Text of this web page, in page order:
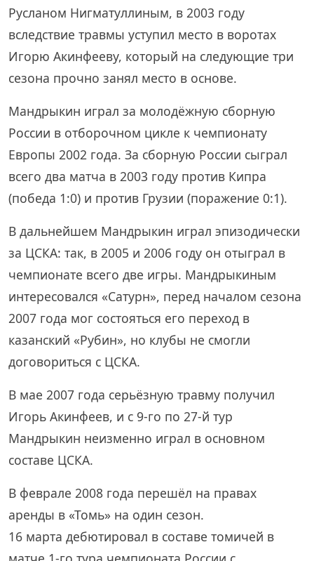
Русланом Нигматуллиным, в 2003 году
вследствие травмы уступил место в воротах
Игорю Акинфееву, который на следующие три
сезона прочно занял место в основе.
Мандрыкин играл за молодёжную сборную
России в отборочном цикле к чемпионату
Европы 2002 года. За сборную России сыграл
всего два матча в 2003 году против Кипра
(победа 1:0) и против Грузии (поражение 0:1).
В дальнейшем Мандрыкин играл эпизодически
за ЦСКА: так, в 2005 и 2006 году он отыграл в
чемпионате всего две игры. Мандрыкиным
интересовался «Сатурн», перед началом сезона
2007 года мог состояться его переход в
казанский «Рубин», но клубы не смогли
договориться с ЦСКА.
В мае 2007 года серьёзную травму получил
Игорь Акинфеев, и с 9-го по 27-й тур
Мандрыкин неизменно играл в основном
составе ЦСКА.
В феврале 2008 года перешёл на правах
аренды в «Томь» на один сезон.
16 марта дебютировал в составе томичей в